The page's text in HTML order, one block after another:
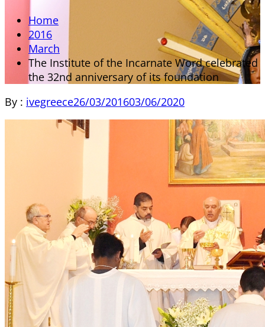
Home
2016
March
The Institute of the Incarnate Word celebrated
the 32nd anniversary of its foundation
By : ivegreece26/03/201603/06/2020